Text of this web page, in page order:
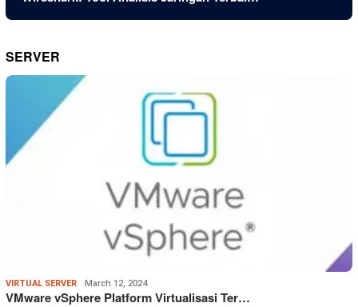
SERVER
VIRTUAL SERVER March 12, 2024
VMware vSphere Platform Virtualisasi Ter…